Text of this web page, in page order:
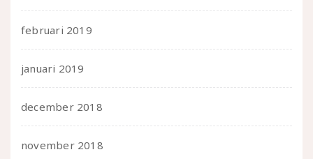
februari 2019
januari 2019
december 2018
november 2018